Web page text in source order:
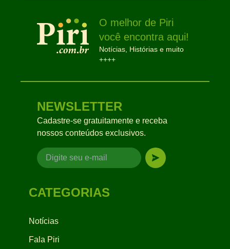
O melhor de Piri
você encontra aqui!
Notícias, Histórias e muito
++++
NEWSLETTER
Cadastre-se gratuitamente e receba
nossos conteúdos exclusivos.
CATEGORIAS
Notícias
Fala Piri